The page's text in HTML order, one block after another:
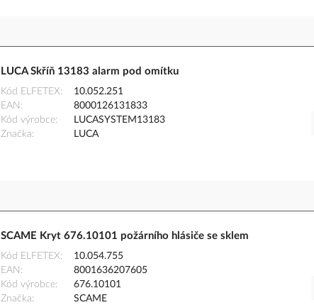
LUCA Skříň 13183 alarm pod omítku
Kód ELFETEX
10.052.251
EAN
8000126131833
Kód výrobce
LUCASYSTEM13183
Značka
LUCA
SCAME Kryt 676.10101 požárního hlásiče se sklem
Kód ELFETEX
10.054.755
EAN
8001636207605
Kód výrobce
676.10101
Značka
SCAME